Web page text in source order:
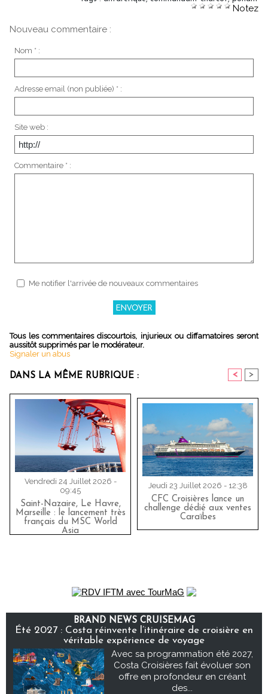
Notez
Nouveau commentaire :
Nom * :
Adresse email (non publiée) * :
Site web :
Commentaire * :
Me notifier l'arrivée de nouveaux commentaires
Tous les commentaires discourtois, injurieux ou diffamatoires seront
aussitôt supprimés par le modérateur.
Signaler un abus
DANS LA MÊME RUBRIQUE : < >
Vendredi 24 Juillet 2026 -
09:45
Saint-Nazaire, Le Havre,
Marseille : le lancement très
français du MSC World
Asia
Jeudi 23 Juillet 2026 - 12:38
CFC Croisières lance un
challenge dédié aux ventes
Caraïbes
BRAND NEWS CRUISEMAG
Été 2027 : Costa réinvente l’itinéraire de croisière en
véritable expérience de voyage
Avec sa programmation été 2027,
Costa Croisières fait évoluer son
offre en profondeur en créant
des...